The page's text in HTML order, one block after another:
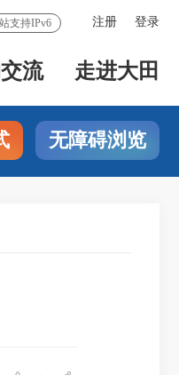
注册 登录
支持IPv6
流 走进大田
无障碍浏览